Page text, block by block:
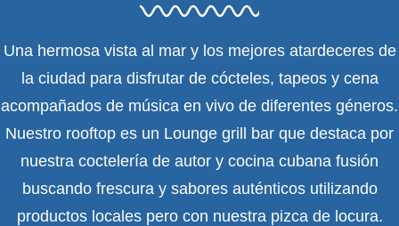
Una hermosa vista al mar y los mejores atardeceres de
la ciudad para disfrutar de cócteles, tapeos y cena
acompañados de música en vivo de diferentes géneros.
Nuestro rooftop es un Lounge grill bar que destaca por
nuestra coctelería de autor y cocina cubana fusión
buscando frescura y sabores auténticos utilizando
productos locales pero con nuestra pizca de locura.